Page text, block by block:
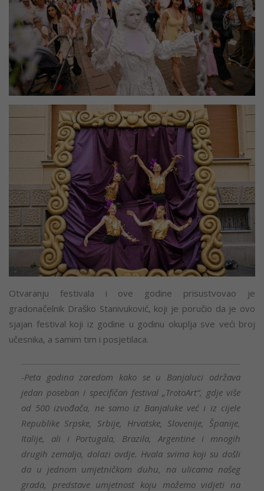
Otvaranju festivala i ove godine prisustvovao je
gradonačelnik Draško Stanivuković, koji je poručio da je ovo
sjajan festival koji iz godine u godinu okuplja sve veći broj
učesnika, a samim tim i posjetilaca.
-Peta godina zaredom kako se u Banjaluci održava
jedan poseban i specifičan festival „TrotoArt“, gdje više
od 500 izvođača, ne samo iz Banjaluke već i iz cijele
Republike Srpske, Srbije, Hrvatske, Slovenije, Španije,
Italije, ali i Portugala, Brazila, Argentine i mnogih
drugih zemalja, dolazi ovdje. Hvala svima koji su došli
da u jednom umjetničkom duhu, na ulicama našeg
grada, predstave umjetnost koju možemo vidjeti na